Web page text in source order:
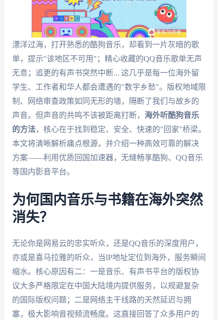
漂洋过海，打开熟悉的酷狗音乐，却看到一片灰暗的歌
单，提示"该地区不可用"；精心收藏的QQ音乐歌单无声
无息；追更的有声书突然中断... 这几乎是每一位海外留
学生、工作者和华人都会遭遇的"数字乡愁"。版权地域限
制、网络审查政策如同无形的墙，隔断了我们与故乡的
声音。但声音的共鸣不该被距离打断， 海外听酷狗音乐
的方法，核心在于找到稳定、安全、快速的"回家"桥梁。
本文将清晰解析痛点根源，并介绍一种高效可靠的解决
方案——利用优质回国加速器，无缝畅享酷狗、QQ音乐
等国内影音平台。
为何国内音乐与书籍在海外突然
消失？
无论你是网易云的忠实听众，还是QQ音乐的深度用户，
亦或是喜马拉雅的听众，当IP地址定位到海外，服务瞬间
缩水。核心原因有二：一是音乐、有声书平台的版权协
议大多严格限定在中国大陆境内提供服务，以规避复杂
的国际版权问题；二是网络主干线路的天然延迟与拥
塞，极大影响音视频流畅度。这直接回答了众多用户的